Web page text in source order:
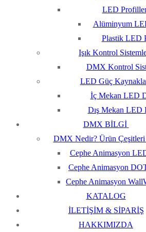
LED
Alüminyum
Plastik LED
Işık Kontrol
DMX Kontrol
LED Güç
İç Mekan LED
Dış Mekan LED
DMX BİLGİ
DMX Nedir? Ürün Çeşitleri
Cephe Animasyon
Cephe Animasyon
Cephe Animasyon
KATALOG
İLETİŞİM & SİPARİŞ
HAKKIMIZDA